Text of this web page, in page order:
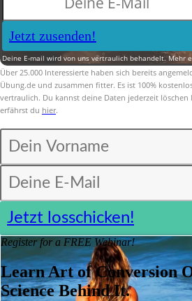
Jetzt zusenden!
Deine E-mail wird von uns vertraulich behandelt. Mehr
Über 25.000 Interessierte haben sich bereits
Übung.de und zusammen fitter. Es ist 100%
vertraulich. Du kannst deine Daten jederzeit löschen
erfährst du hier.
Jetzt losschicken!
Register for a FREE Webinar!
Learn Art of Conversion
Science Behind It.